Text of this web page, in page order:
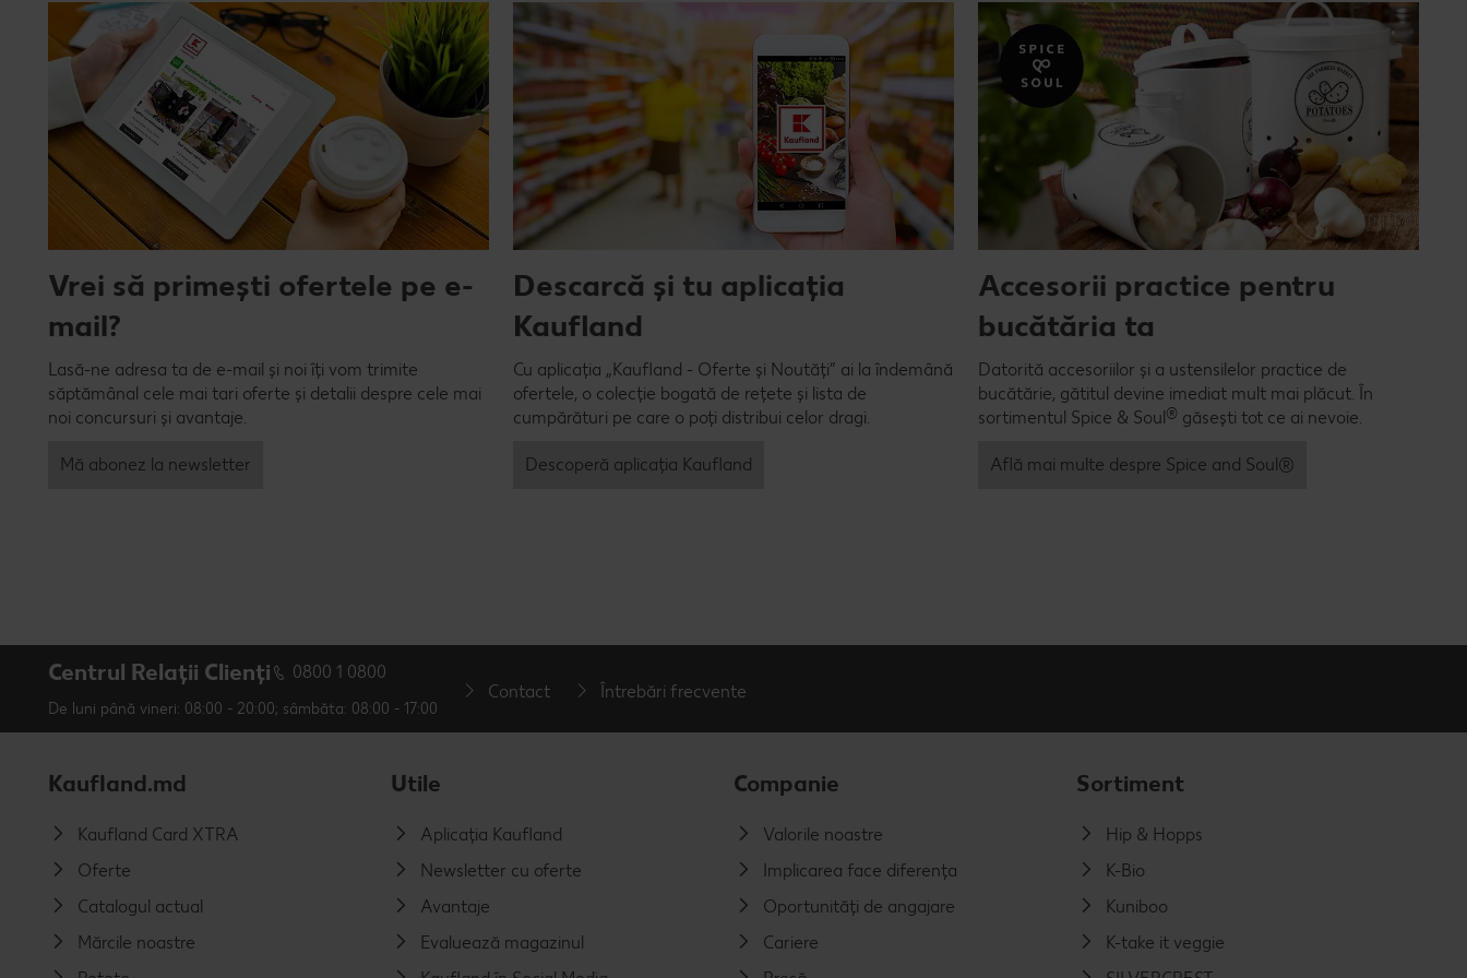
Vrei să primești ofertele pe e-
mail?
Lasă-ne adresa ta de e-mail și noi îți vom trimite
săptămânal cele mai tari oferte și detalii despre cele mai
noi concursuri și avantaje.
Mă abonez la newsletter
Descarcă și tu aplicația
Kaufland
Cu aplicația „Kaufland - Oferte și Noutăți” ai la îndemână
ofertele, o colecție bogată de rețete și lista de
cumpărături pe care o poți distribui celor dragi.
Descoperă aplicația Kaufland
Accesorii practice pentru
bucătăria ta
Datorită accesoriilor și a ustensilelor practice de
bucătărie, gătitul devine imediat mult mai plăcut. În
sortimentul Spice & Soul ® găsești tot ce ai nevoie.
Află mai multe despre Spice and Soul®
Centrul Relații Clienți 0800 1 0800
De luni până vineri: 08:00 - 20:00; sâmbăta: 08:00 - 17:00
Contact Întrebări frecvente
Kaufland.md
Kaufland Card XTRA
Oferte
Catalogul actual
Mărcile noastre
Utile
Aplicația Kaufland
Newsletter cu oferte
Avantaje
Evaluează magazinul
Companie
Valorile noastre
Implicarea face diferența
Oportunități de angajare
Cariere
Sortiment
Hip & Hopps
K-Bio
Kuniboo
K-take it veggie